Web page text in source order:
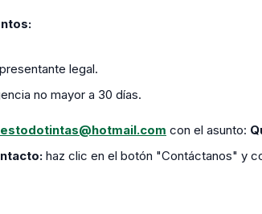
legal.
no mayor a 30 días.
con el asunto:
haz clic en el botón "Contáctanos" y